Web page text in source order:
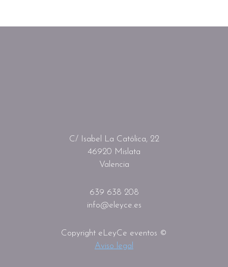
C/ Isabel La Católica, 22
46920 Mislata
Valencia
639 638 208
info@eleyce.es
Copyright eLeyCe eventos ©
Aviso legal